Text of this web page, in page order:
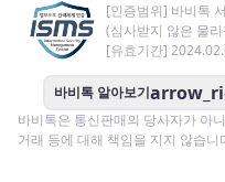
[인증범위] 바비톡
(심사받지 않은 물
[유효기간]
바비톡 알아보기
바비톡은 통신판매의 당사자가 아
거래 등에 대해 책임을 지지 않습니